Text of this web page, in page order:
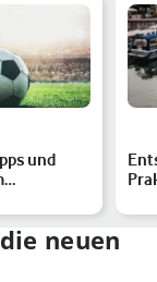
und
neuen